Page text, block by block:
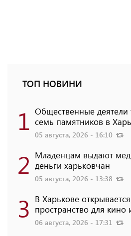
ТОП НОВИНИ
1 Общественные деятели
семь памятников в
05 августа, 2026 - 16:10
2 Младенцам выдают
деньги харьковчан
05 августа, 2026 - 13:38
3 В Харькове
пространство для кино
06 августа, 2026 - 17:31